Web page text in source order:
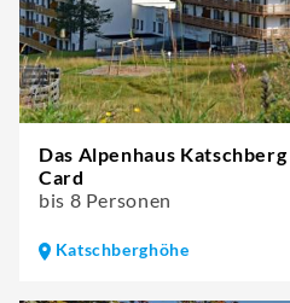
Das Alpenhaus
Card
bis 8 Personen
Katschberghöhe